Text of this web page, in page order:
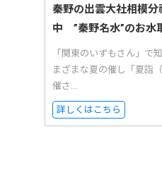
秦野の出雲大社相模
中 ”秦野名水”のお水
「関東のいずもさん」で
まざまな夏の催し「夏詣
催さ...
詳しくはこちら